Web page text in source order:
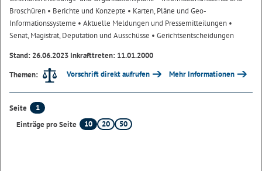
Broschüren • Berichte und Konzepte • Karten, Pläne und Geo-
Informationssysteme • Aktuelle Meldungen und Pressemitteilungen •
Senat, Magistrat, Deputation und Ausschüsse • Gerichtsentscheidungen
Stand: 26.06.2023 Inkrafttreten: 11.01.2000
Themen:
Vorschrift direkt aufrufen Mehr Informationen
Seite
1
Einträge pro Seite
10 20 50